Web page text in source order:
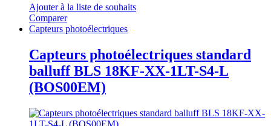
Ajouter à la liste de souhaits
Comparer
Capteurs photoélectriques
Capteurs photoélectriques standard
balluff BLS 18KF-XX-1LT-S4-L
(BOS00EM)